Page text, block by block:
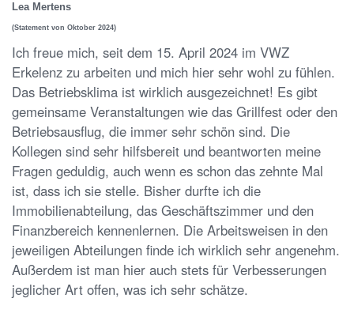
Lea Mertens
(Statement von Oktober 2024)
Ich freue mich, seit dem 15. April 2024 im VWZ
Erkelenz zu arbeiten und mich hier sehr wohl zu fühlen.
Das Betriebsklima ist wirklich ausgezeichnet! Es gibt
gemeinsame Veranstaltungen wie das Grillfest oder den
Betriebsausflug, die immer sehr schön sind. Die
Kollegen sind sehr hilfsbereit und beantworten meine
Fragen geduldig, auch wenn es schon das zehnte Mal
ist, dass ich sie stelle. Bisher durfte ich die
Immobilienabteilung, das Geschäftszimmer und den
Finanzbereich kennenlernen. Die Arbeitsweisen in den
jeweiligen Abteilungen finde ich wirklich sehr angenehm.
Außerdem ist man hier auch stets für Verbesserungen
jeglicher Art offen, was ich sehr schätze.